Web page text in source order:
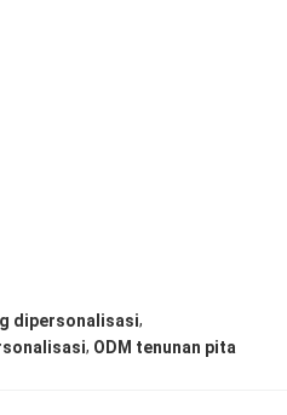
dipersonalisasi,
, ODM tenunan pita